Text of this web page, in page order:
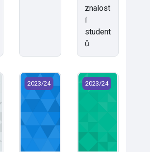
znalost
í
student
ů.
- Literature NJ3 (2023)
KNJ/LTN4 - Literature NJ4 (2023)
2023/24 KNJ/LTPN -
2023/24